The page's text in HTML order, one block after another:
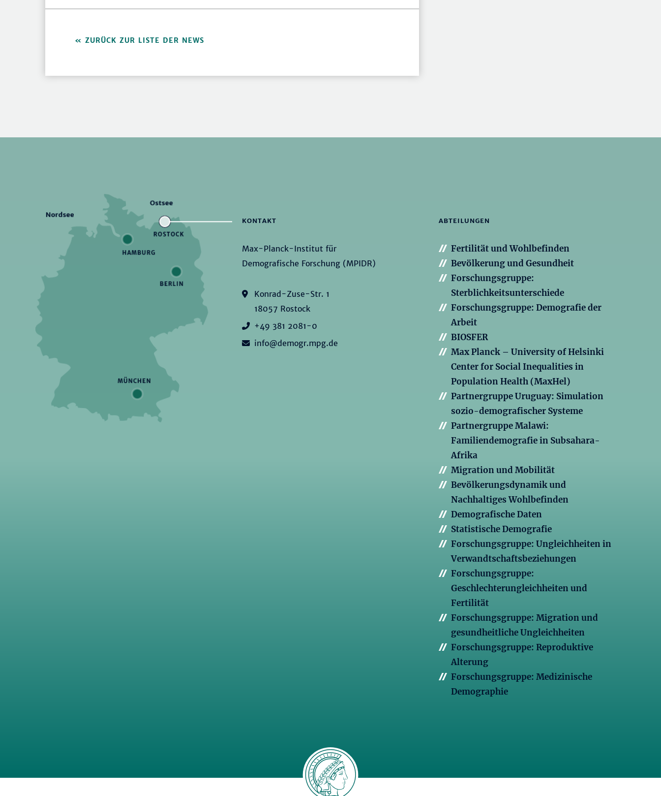
ZURÜCK ZUR LISTE DER NEWS
KONTAKT
Max-Planck-Institut für
Demografische Forschung (MPIDR)
Konrad-Zuse-Str. 1
18057 Rostock
+49 381 2081-0
info@demogr.mpg.de
ABTEILUNGEN
Fertilität und Wohlbefinden
Bevölkerung und Gesundheit
Forschungsgruppe:
Sterblichkeitsunterschiede
Forschungsgruppe: Demografie der
Arbeit
BIOSFER
Max Planck – University of Helsinki
Center for Social Inequalities in
Population Health (MaxHel)
Partnergruppe Uruguay: Simulation
sozio-demografischer Systeme
Partnergruppe Malawi:
Familiendemografie in Subsahara-
Afrika
Migration und Mobilität
Bevölkerungsdynamik und
Nachhaltiges Wohlbefinden
Demografische Daten
Statistische Demografie
Forschungsgruppe: Ungleichheiten in
Verwandtschaftsbeziehungen
Forschungsgruppe:
Geschlechterungleichheiten und
Fertilität
Forschungsgruppe: Migration und
gesundheitliche Ungleichheiten
Forschungsgruppe: Reproduktive
Alterung
Forschungsgruppe: Medizinische
Demographie